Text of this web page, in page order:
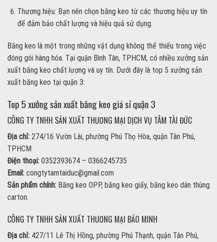
Thương hiệu: Bạn nên chọn băng keo từ các thương hiệu uy tín
để đảm bảo chất lượng và hiệu quả sử dụng.
Băng keo là một trong những vật dụng không thể thiếu trong việc
đóng gói hàng hóa. Tại quận Bình Tân, TPHCM, có nhiều xưởng sản
xuất băng keo chất lượng và uy tín. Dưới đây là top 5 xưởng sản
xuất băng keo tại quận 3:
Top 5 xưởng sản xuất băng keo giá sỉ quận 3
CÔNG TY TNHH SẢN XUẤT THƯƠNG MẠI DỊCH VỤ TÂM TÀI ĐỨC
Địa chỉ: 274/16 Vườn Lài, phường Phú Thọ Hòa, quận Tân Phú,
TPHCM
Điện thoại: 0352393674 – 0366245735
Email: congtytamtaiduc@gmail.com
Sản phẩm chính: Băng keo OPP, băng keo giấy, băng keo dán thùng
carton.
CÔNG TY TNHH SẢN XUẤT THƯƠNG MẠI BẢO MINH
Địa chỉ: 427/11 Lê Thị Hồng, phường Phú Thạnh, quận Tân Phú,